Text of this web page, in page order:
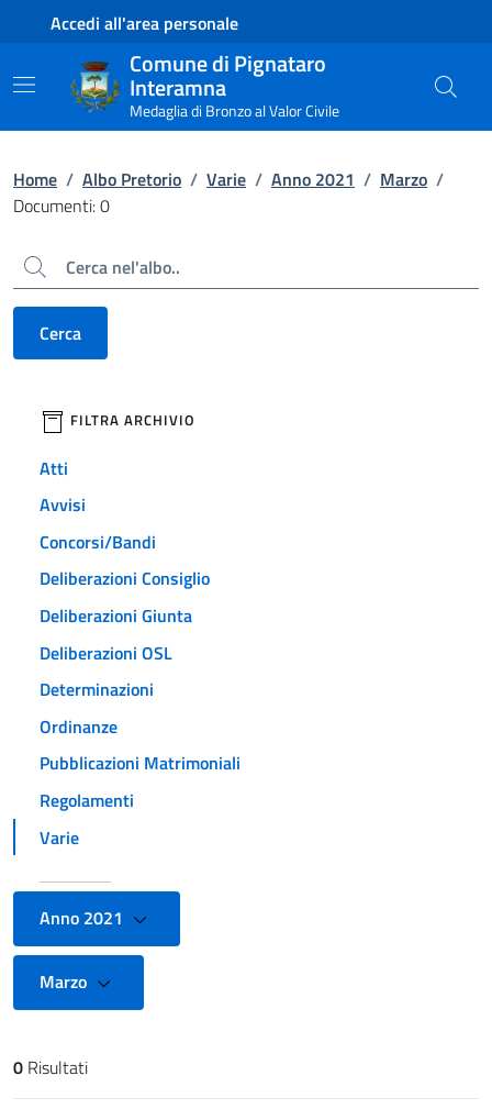
Contenuto principale
Piede di paginaAccedi all'area personale
Comune di Pignataro
Interamna
Medaglia di Bronzo al Valor Civile
Home / Albo Pretorio / Varie / Anno 2021 / Marzo /
Documenti: 0
Cerca
Cerca
filtri da applicare
FILTRA ARCHIVIO
Atti
Avvisi
Concorsi/Bandi
Deliberazioni Consiglio
Deliberazioni Giunta
Deliberazioni OSL
Determinazioni
Ordinanze
Pubblicazioni Matrimoniali
Regolamenti
Varie
Anno 2021
Marzo
Risultati di ricerca
0 Risultati